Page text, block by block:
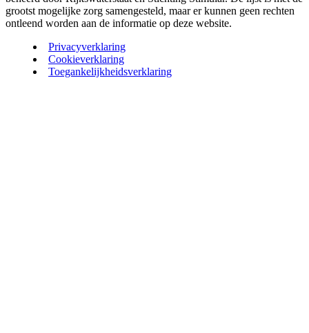
grootst mogelijke zorg samengesteld, maar er kunnen geen rechten
ontleend worden aan de informatie op deze website.
Privacyverklaring
Cookieverklaring
Toegankelijkheidsverklaring